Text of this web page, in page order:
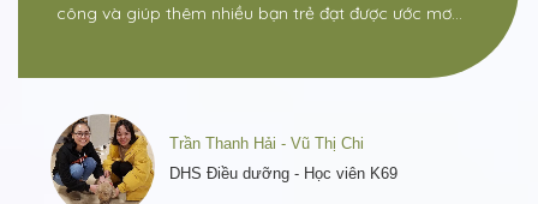
công và giúp thêm nhiều bạn trẻ đạt được ước mơ…
Trần Thanh Hải - Vũ Thị Chi
DHS Điều dưỡng - Học viên K69